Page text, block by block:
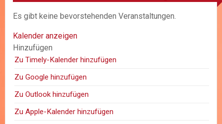
Es gibt keine bevorstehenden Veranstaltungen.
Kalender anzeigen
Hinzufügen
Zu Timely-Kalender hinzufügen
Zu Google hinzufügen
Zu Outlook hinzufügen
Zu Apple-Kalender hinzufügen